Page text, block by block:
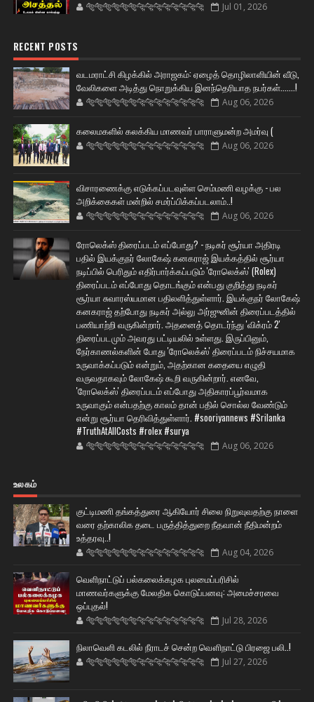
🐅🐅🐅🐅🐅🐅🐆🐆🐆🐆🐆🐆🐆🐆 Jul 01, 2026
RECENT POSTS
வடமராட்சி கிழக்கில் அராஜகம்: ஏழைத் தொழிலாளியின் வீடு,
வேலிகளை அடித்து நொறுக்கிய இனந்தெரியாத நபர்கள்.......!
🐅🐅🐅🐅🐅🐅🐆🐆🐆🐆🐆🐆🐆🐆 Aug 06, 2026
கலைமகளில் கலக்கிய மாணவர் பாராளுமன்ற அமர்வு (
🐅🐅🐅🐅🐅🐅🐆🐆🐆🐆🐆🐆🐆🐆 Aug 06, 2026
விசாரணைக்கு எடுக்கப்படவுள்ள செம்மணி வழக்கு - பல
அறிக்கைகள் மன்றில் சமர்ப்பிக்கப்படலாம்..!
🐅🐅🐅🐅🐅🐅🐆🐆🐆🐆🐆🐆🐆🐆 Aug 06, 2026
ரோலெக்ஸ் திரைப்படம் எப்போது? - நடிகர் சூர்யா அதிரடி
பதில் இயக்குநர் லோகேஷ் கனகராஜ் இயக்கத்தில் சூர்யா
நடிப்பில் பெரிதும் எதிர்பார்க்கப்படும் 'ரோலெக்ஸ்' (Rolex)
திரைப்படம் எப்போது தொடங்கும் என்பது குறித்து நடிகர்
சூர்யா சுவாரஸ்யமான பதிலளித்துள்ளார். இயக்குநர் லோகேஷ்
கனகராஜ் தற்போது நடிகர் அல்லு அர்ஜுனின் திரைப்படத்தில்
பணியாற்றி வருகின்றார். அதனைத் தொடர்ந்து 'விக்ரம் 2'
திரைப்படமும் அவரது பட்டியலில் உள்ளது. இருப்பினும்,
நேர்காணல்களின் போது 'ரோலெக்ஸ்' திரைப்படம் நிச்சயமாக
உருவாக்கப்படும் என்றும், அதற்கான கதையை எழுதி
வருவதாகவும் லோகேஷ் கூறி வருகின்றார். எனவே,
'ரோலெக்ஸ்' திரைப்படம் எப்போது அதிகாரப்பூர்வமாக
உருவாகும் என்பதற்கு காலம் தான் பதில் சொல்ல வேண்டும்
என்று சூர்யா தெரிவித்துள்ளார். #sooriyannews #Srilanka
#TruthAtAllCosts #rolex #surya
🐅🐅🐅🐅🐅🐅🐆🐆🐆🐆🐆🐆🐆🐆 Aug 06, 2026
உலகம்
குட்டிமணி தங்கத்துரை ஆகியோர் சிலை நிறுவுவதற்கு நாளை
வரை தற்காலிக தடை பருத்தித்துறை நீதவான் நீதிமன்றம்
உத்தரவு..!
🐅🐅🐅🐅🐅🐅🐆🐆🐆🐆🐆🐆🐆🐆 Aug 04, 2026
வெளிநாட்டுப் பல்கலைக்கழக புலமைப்பரிசில்
மாணவர்களுக்கு மேலதிக கொடுப்பனவு: அமைச்சரவை
ஒப்புதல்!
🐅🐅🐅🐅🐅🐅🐆🐆🐆🐆🐆🐆🐆🐆 Jul 28, 2026
நிலாவெளி கடலில் நீராடச் சென்ற வௌிநாட்டு பிரஜை பலி..!
🐅🐅🐅🐅🐅🐅🐆🐆🐆🐆🐆🐆🐆🐆 Jul 27, 2026